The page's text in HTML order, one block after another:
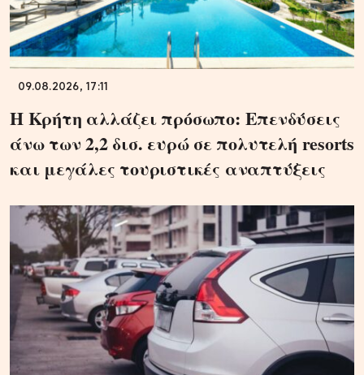
09.08.2026, 17:11
Η Κρήτη αλλάζει πρόσωπο: Επενδύσεις
άνω των 2,2 δισ. ευρώ σε πολυτελή resorts
και μεγάλες τουριστικές αναπτύξεις